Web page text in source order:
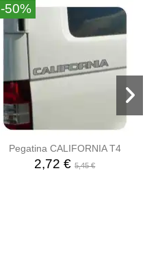
-50%
Pegatina CALIFORNIA T4
2,72 €5,45 €